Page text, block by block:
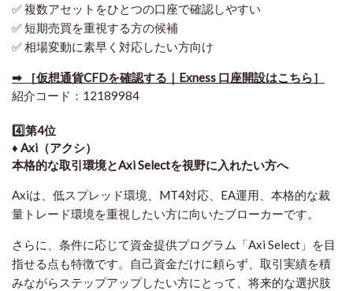
✅ 複数アセットをひとつの口座で確認しやすい
✅ 短期売買を重視する方の候補
✅ 相場変動に素早く対応したい方向け
➡ ［仮想通貨CFDを確認する｜Exness 口座開設はこちら］
紹介コード：12189984
4️⃣第4位
♦️ Axi（アクシ）
本格的な取引環境とAxi Selectを視野に入れたい方へ
Axiは、低スプレッド環境、MT4対応、EA運用、本格的な裁
量トレード環境を重視したい方に向いたブローカーです。
さらに、条件に応じて資金提供プログラム「Axi Select」を目
指せる点も特徴です。自己資金だけに頼らず、取引実績を積
みながらステップアップしたい方にとって、将来的な選択肢